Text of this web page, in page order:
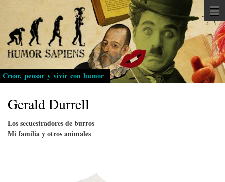
Pasar
al
contenido
principal
Crear, pensar y vivir con humor
Gerald Durrell
Los secuestradores de burros
Mi familia y otros animales